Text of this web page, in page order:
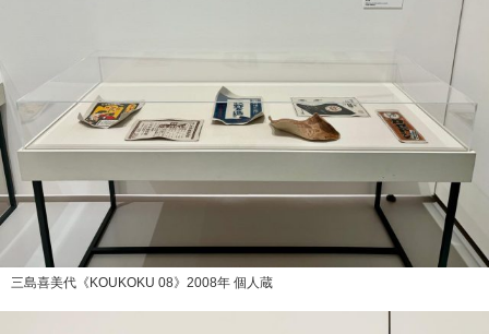
三島喜美代《KOUKOKU 08》2008年 個人蔵